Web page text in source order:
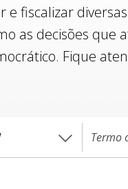
e fiscalizar
as decisões que
Fique